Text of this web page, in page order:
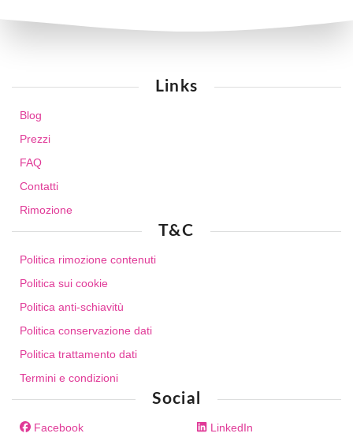
Links
Blog
Prezzi
FAQ
Contatti
Rimozione
T&C
Politica rimozione contenuti
Politica sui cookie
Politica anti-schiavitù
Politica conservazione dati
Politica trattamento dati
Termini e condizioni
Social
Facebook LinkedIn